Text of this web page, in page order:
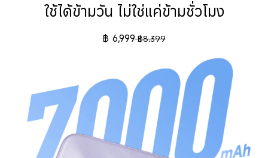
ใช้ได้ข้ามวัน ไม่ใช่แค่ข้ามชั่วโมง
฿ 6,999 ฿8,399